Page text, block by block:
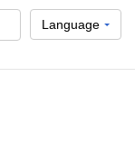
Language